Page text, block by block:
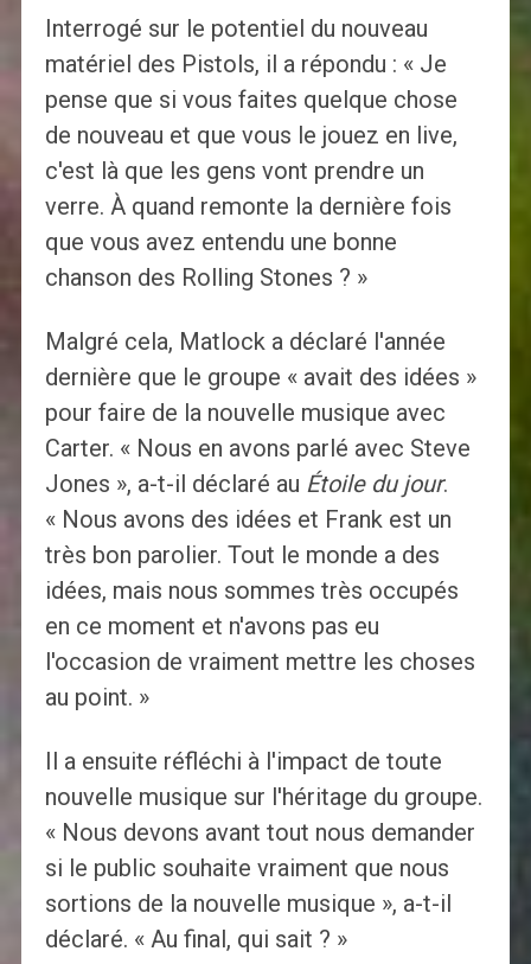
Interrogé sur le potentiel du nouveau
matériel des Pistols, il a répondu : « Je
pense que si vous faites quelque chose
de nouveau et que vous le jouez en live,
c'est là que les gens vont prendre un
verre. À quand remonte la dernière fois
que vous avez entendu une bonne
chanson des Rolling Stones ? »
Malgré cela, Matlock a déclaré l'année
dernière que le groupe « avait des idées »
pour faire de la nouvelle musique avec
Carter. « Nous en avons parlé avec Steve
Jones », a-t-il déclaré au Étoile du jour.
« Nous avons des idées et Frank est un
très bon parolier. Tout le monde a des
idées, mais nous sommes très occupés
en ce moment et n'avons pas eu
l'occasion de vraiment mettre les choses
au point. »
Il a ensuite réfléchi à l'impact de toute
nouvelle musique sur l'héritage du groupe.
« Nous devons avant tout nous demander
si le public souhaite vraiment que nous
sortions de la nouvelle musique », a-t-il
déclaré. « Au final, qui sait ? »